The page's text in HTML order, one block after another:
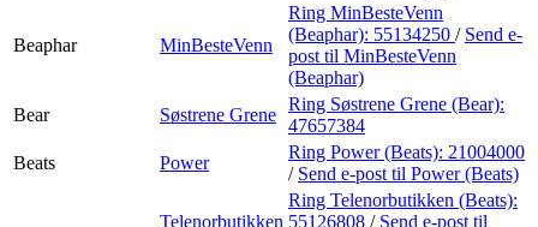
Beaphar MinBesteVenn
Ring MinBesteVenn
(Beaphar): 55134250 / Send e-
post til MinBesteVenn
(Beaphar)
Bear
Søstrene Grene
Ring Søstrene Grene (Bear):
47657384
Beats
Power
Ring Power (Beats): 21004000
/ Send e-post til Power (Beats)
Telenorbutikken
Ring Telenorbutikken (Beats):
55126808 / Send e-post til